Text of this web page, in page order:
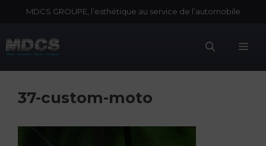
MDCS GROUPE, l’esthétique au service de l’automobile
37-custom-moto